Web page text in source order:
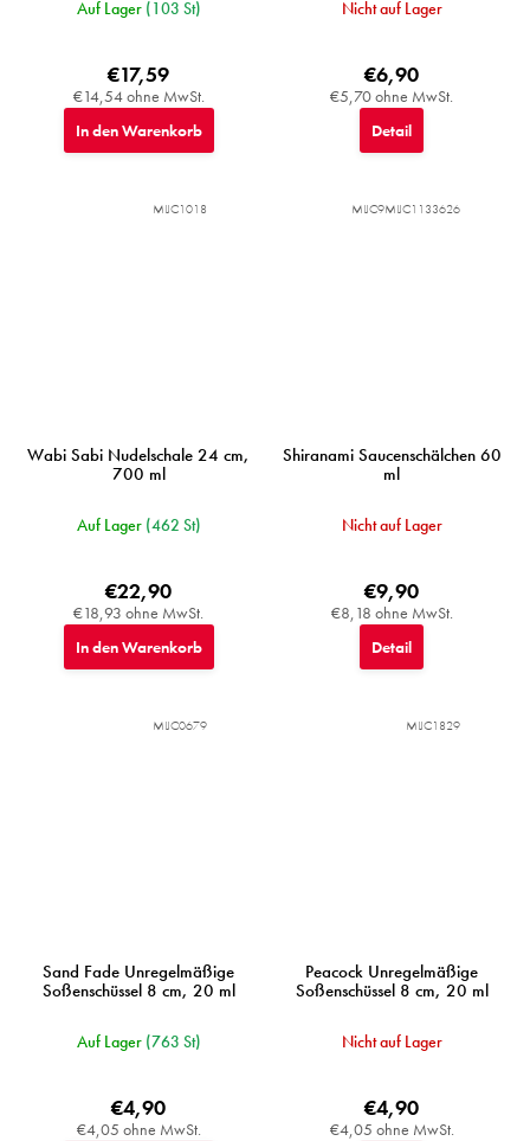
Auf Lager (103 St)
€14,54 ohne MwSt.
€17,59
In den Warenkorb
Nicht auf Lager
€5,70 ohne MwSt.
€6,90
Detail
Wabi Sabi Nudelschale 24 cm,
700 ml
Auf Lager (462 St)
€18,93 ohne MwSt.
€22,90
In den Warenkorb
MIJC1018
Shiranami Saucenschälchen 60
ml
Nicht auf Lager
€8,18 ohne MwSt.
€9,90
Detail
MIJC9MIJC1133626
Sand Fade Unregelmäßige
Soßenschüssel 8 cm, 20 ml
Auf Lager (763 St)
€4,05 ohne MwSt.
€4,90
MIJC0679
Peacock Unregelmäßige
Soßenschüssel 8 cm, 20 ml
Nicht auf Lager
€4,05 ohne MwSt.
€4,90
MIJC1829